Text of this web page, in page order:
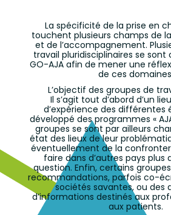
La spécificité de la prise en
touchent plusieurs champs de
et de l’accompagnement.
travail pluridisciplinaires se sont
GO-AJA afin de mener une
de ces
L’objectif des groupes de
Il s’agit tout d’abord d’un
d’expérience des différentes
développé des programmes «
groupes se sont par ailleurs
état des lieux de leur
éventuellement de la
faire dans d’autres pays plus
question. Enfin, certains
recommandations, parfois co-
sociétés savantes, ou des
d’informations destinés aux
aux patients.